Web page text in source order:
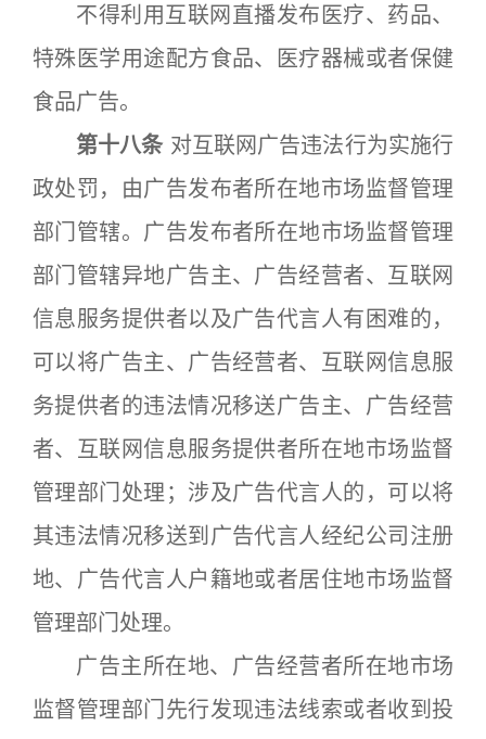
不得利用互联网直播发布医疗、药品、
特殊医学用途配方食品、医疗器械或者保健
食品广告。
第十八条 对互联网广告违法行为实施行
政处罚，由广告发布者所在地市场监督管理
部门管辖。广告发布者所在地市场监督管理
部门管辖异地广告主、广告经营者、互联网
信息服务提供者以及广告代言人有困难的，
可以将广告主、广告经营者、互联网信息服
务提供者的违法情况移送广告主、广告经营
者、互联网信息服务提供者所在地市场监督
管理部门处理；涉及广告代言人的，可以将
其违法情况移送到广告代言人经纪公司注册
地、广告代言人户籍地或者居住地市场监督
管理部门处理。
广告主所在地、广告经营者所在地市场
监督管理部门先行发现违法线索或者收到投